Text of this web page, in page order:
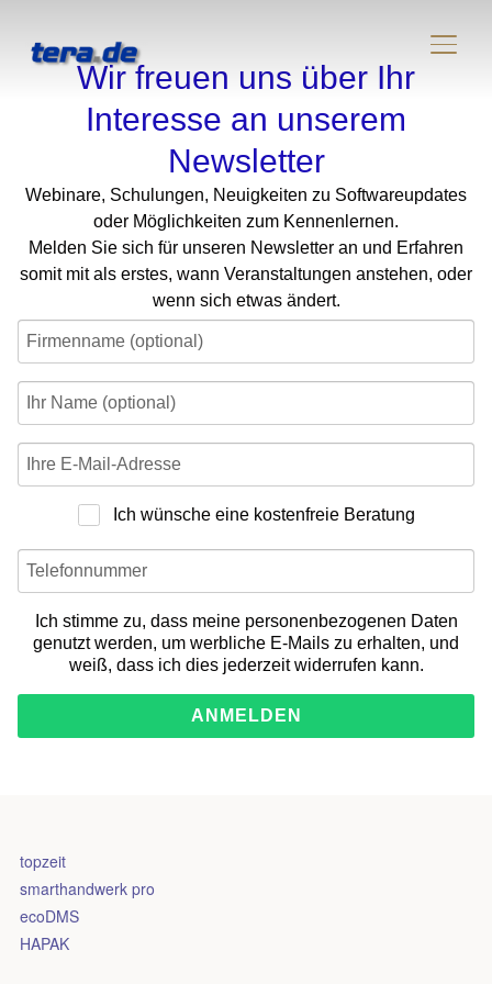
Wir freuen uns über Ihr
Interesse an unserem
Newsletter
Webinare, Schulungen, Neuigkeiten zu Softwareupdates
oder Möglichkeiten zum Kennenlernen.
Melden Sie sich für unseren Newsletter an und Erfahren
somit mit als erstes, wann Veranstaltungen anstehen, oder
wenn sich etwas ändert.
Ich wünsche eine kostenfreie Beratung
Ich stimme zu, dass meine personenbezogenen Daten
genutzt werden, um werbliche E-Mails zu erhalten, und
weiß, dass ich dies jederzeit widerrufen kann.
ANMELDEN
topzeit
smarthandwerk pro
ecoDMS
HAPAK